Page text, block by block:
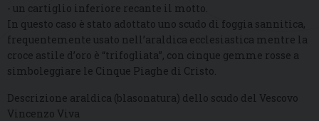
- un cartiglio inferiore recante il motto.
In questo caso è stato adottato uno scudo di foggia sannitica,
frequentemente usato nell’araldica ecclesiastica mentre la
croce astile d’oro è “trifogliata”, con cinque gemme rosse a
simboleggiare le Cinque Piaghe di Cristo.
Descrizione araldica (blasonatura) dello scudo del Vescovo
Vincenzo Viva